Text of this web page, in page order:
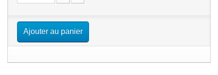
Ajouter au panier